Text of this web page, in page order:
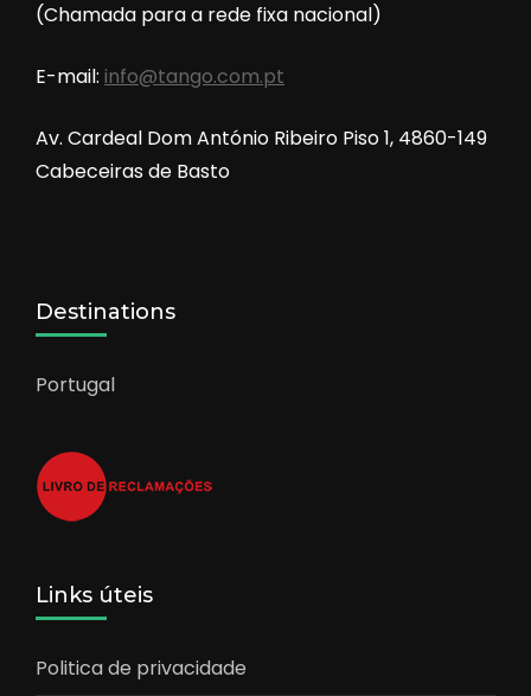
(Chamada para a rede fixa nacional)
E-mail: info@tango.com.pt
Av. Cardeal Dom António Ribeiro Piso 1, 4860-149
Cabeceiras de Basto
Destinations
Portugal
Links úteis
Politica de privacidade